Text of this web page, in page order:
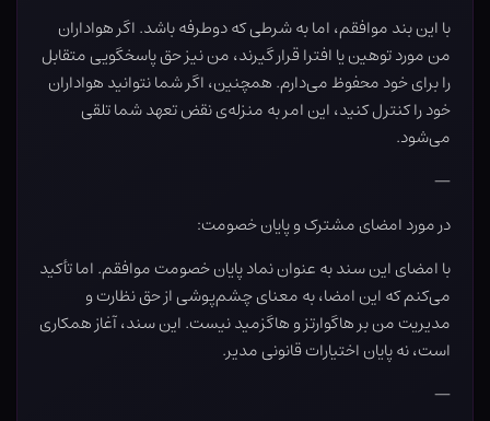
با این بند موافقم، اما به شرطی که دوطرفه باشد. اگر هواداران
من مورد توهین یا افترا قرار گیرند، من نیز حق پاسخگویی متقابل
را برای خود محفوظ می‌دارم. همچنین، اگر شما نتوانید هواداران
خود را کنترل کنید، این امر به منزله‌ی نقض تعهد شما تلقی
می‌شود.
—
در مورد امضای مشترک و پایان خصومت:
با امضای این سند به عنوان نماد پایان خصومت موافقم. اما تأکید
می‌کنم که این امضا، به معنای چشم‌پوشی از حق نظارت و
مدیریت من بر هاگوارتز و هاگزمید نیست. این سند، آغاز همکاری
است، نه پایان اختیارات قانونی مدیر.
—